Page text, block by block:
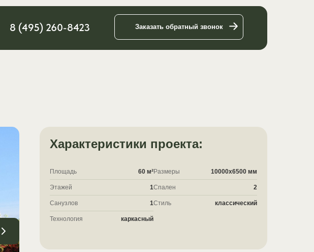
8 (495) 260-8423 Заказать обратный звонок
Характеристики проекта:
Площадь 60 м²
Этажей 1
Санузлов 1
Технология каркасный
Размеры 10000x6500 мм
Спален 2
Стиль классический